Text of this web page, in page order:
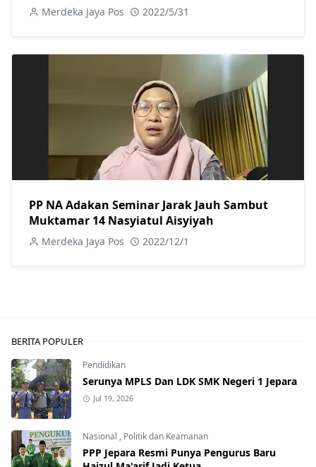
Merdeka Jaya Pos 2022/5/31
PP NA Adakan Seminar Jarak Jauh Sambut
Muktamar 14 Nasyiatul Aisyiyah
Merdeka Jaya Pos 2022/12/1
BERITA POPULER
Pendidikan
Serunya MPLS Dan LDK SMK Negeri 1 Jepara
Jul 19, 2026
Nasional , Politik dan Keamanan
PPP Jepara Resmi Punya Pengurus Baru